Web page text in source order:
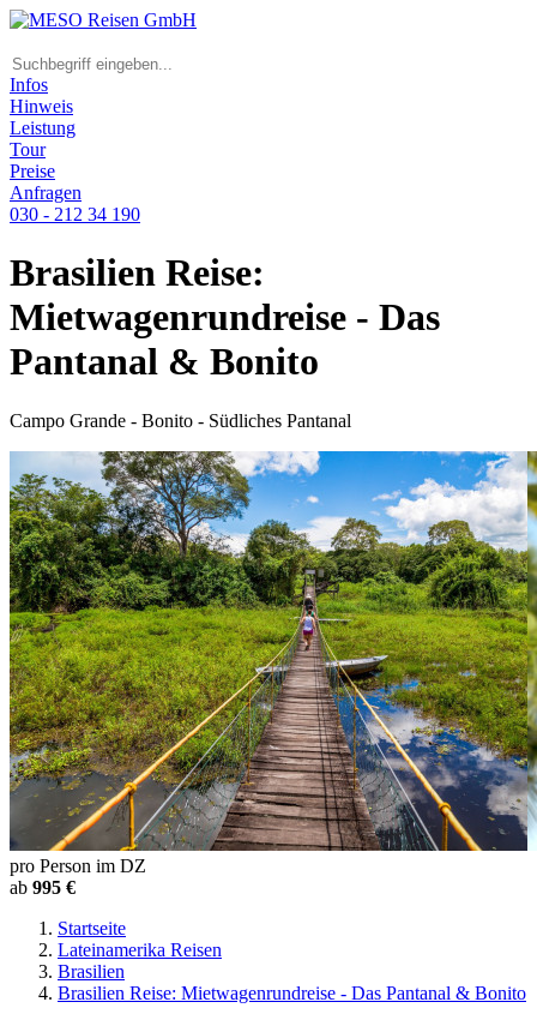
Infos
Hinweis
Leistung
Tour
Preise
Anfragen
030 - 212 34 190
Brasilien Reise:
Mietwagenrundreise - Das
Pantanal & Bonito
Campo Grande - Bonito - Südliches Pantanal
pro Person im DZ
ab 995 €
Startseite
Lateinamerika Reisen
Brasilien
Brasilien Reise: Mietwagenrundreise - Das Pantanal & Bonito